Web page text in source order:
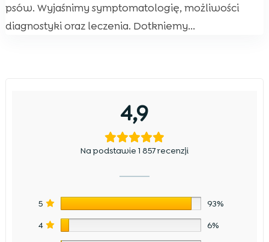
psów. Wyjaśnimy symptomatologię, możliwości
diagnostyki oraz leczenia. Dotkniemy...
4,9
Na podstawie 1 857 recenzji
5 93%
4 6%